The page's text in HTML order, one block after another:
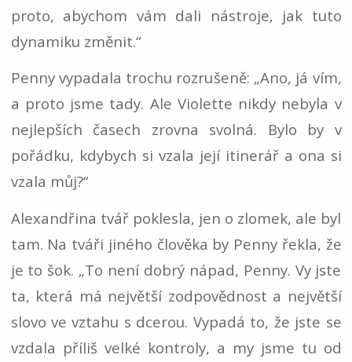
proto, abychom vám dali nástroje, jak tuto
dynamiku změnit.“
Penny vypadala trochu rozrušeně: „Ano, já vím,
a proto jsme tady. Ale Violette nikdy nebyla v
nejlepších časech zrovna svolná. Bylo by v
pořádku, kdybych si vzala její itinerář a ona si
vzala můj?“
Alexandřina tvář poklesla, jen o zlomek, ale byl
tam. Na tváři jiného člověka by Penny řekla, že
je to šok. „To není dobrý nápad, Penny. Vy jste
ta, která má největší zodpovědnost a největší
slovo ve vztahu s dcerou. Vypadá to, že jste se
vzdala příliš velké kontroly, a my jsme tu od